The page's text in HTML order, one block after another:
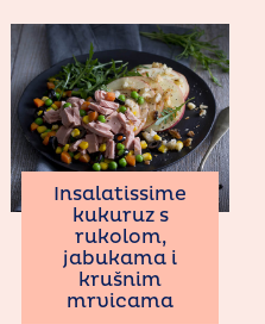
Insalatissime
kukuruz s
rukolom,
jabukama i
krušnim
mrvicama